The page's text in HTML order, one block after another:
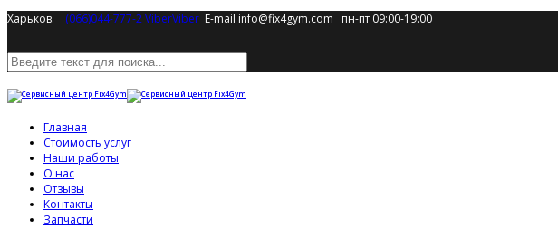
Харьков. (066)044-777-2ViberViber E-mail info@fix4gym.com пн-пт 09:00-19:00
Главная
Стоимость услуг
Наши работы
О нас
Отзывы
Контакты
Запчасти